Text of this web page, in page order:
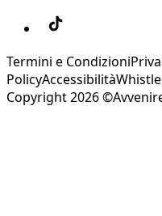
Termini e Condizioni
PolicyAccessibilità
Copyright 2026